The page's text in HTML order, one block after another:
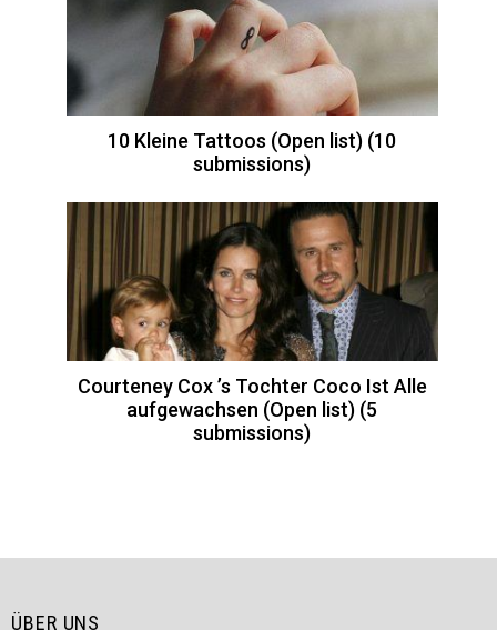
10 Kleine Tattoos (Open list) (10
submissions)
Courteney Cox ’s Tochter Coco Ist Alle
aufgewachsen (Open list) (5
submissions)
ÜBER UNS